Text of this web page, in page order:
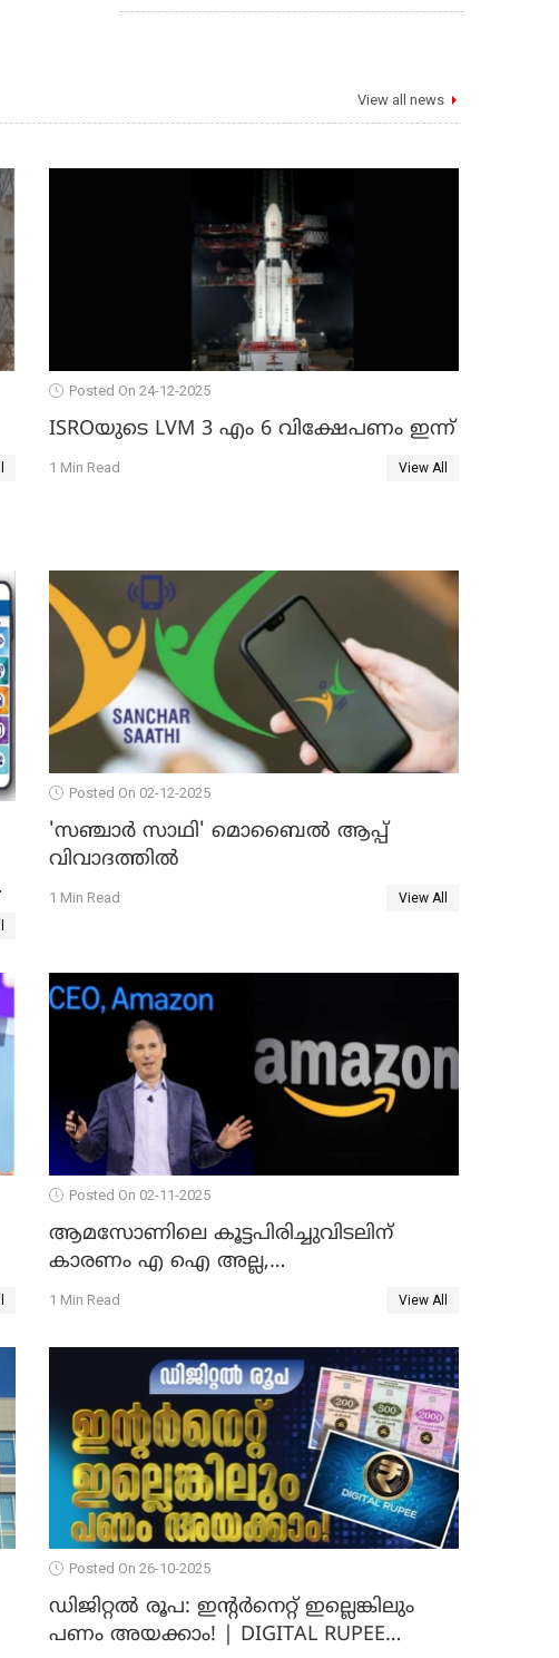
View all news
Posted On 24-12-2025
ISROയുടെ LVM 3 എം 6 വിക്ഷേപണം ഇന്ന്
1 Min Read View All
Posted On 02-12-2025
'സഞ്ചാർ സാഥി' മൊബൈല്‍ ആപ്പ്
വിവാദത്തില്‍
1 Min Read View All
Posted On 02-11-2025
ആമസോണിലെ കൂട്ടപിരിച്ചുവിടലിന്
കാരണം എ ഐ അല്ല,
വെളിപ്പെടുത്തലുമായി CEO ആന്റി ജാസി
1 Min Read View All
Posted On 26-10-2025
ഡിജിറ്റൽ രൂപ: ഇന്റർനെറ്റ് ഇല്ലെങ്കിലും
പണം അയക്കാം! | DIGITAL RUPEE